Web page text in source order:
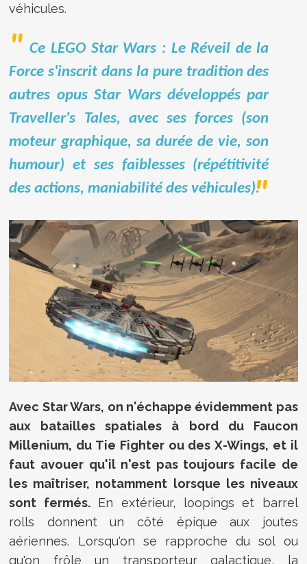
véhicules.
Ce LEGO Star Wars : Le Réveil de la
Force s'inscrit dans la pure tradition des
autres opus Star Wars développés par
Traveller's Tales, avec ses forces (son
moteur graphique, sa durée de vie, son
humour) et ses faiblesses (répétitivité
des actions, maniabilité des véhicules).
Avec Star Wars, on n'échappe évidemment pas
aux batailles spatiales à bord du Faucon
Millenium, du Tie Fighter ou des X-Wings, et il
faut avouer qu'il n'est pas toujours facile de
les maîtriser, notamment lorsque les niveaux
sont fermés.En extérieur, loopings et barrel
rolls donnent un côté épique aux joutes
aériennes. Lorsqu'on se rapproche du sol ou
qu'on frôle un transporteur galactique, la